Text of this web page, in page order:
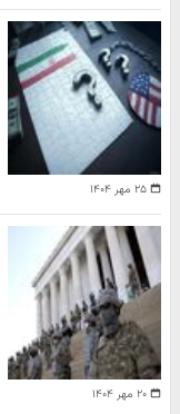
۲۵ مهر ۱۴۰۴
۲۰ مهر ۱۴۰۴